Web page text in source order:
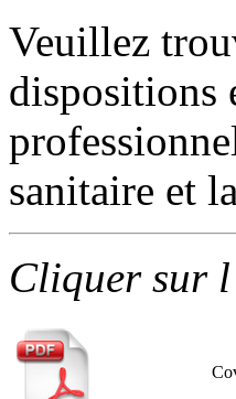
Veuillez
dispositions
sanitaire et
Cliquer sur